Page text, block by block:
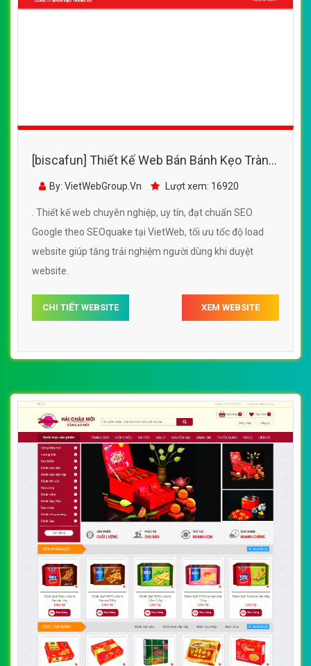
[biscafun] Thiết Kế Web Bán Bánh Kẹo Tràng
An đẹp, chuyên nghiệp chuẩn SEO
By: VietWebGroup.Vn Lượt xem: 16920
. Thiết kế web chuyên nghiệp, uy tín, đạt chuẩn SEO
Google theo SEOquake tại VietWeb, tối ưu tốc độ load
website giúp tăng trải nghiệm người dùng khi duyệt
website.
CHI TIẾT WEBSITE XEM WEBSITE